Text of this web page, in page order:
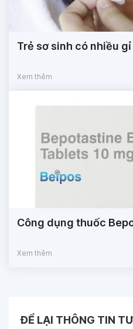
Trẻ sơ sinh có nhiều
Xem thêm
Công dụng thuốc
Xem thêm
ĐỂ LẠI THÔNG TIN